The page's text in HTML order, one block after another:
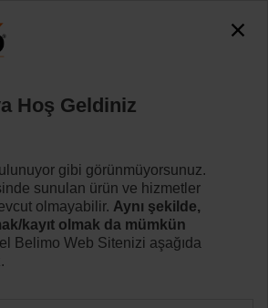
SR-TPC
Daha fazla bilgi
Hoş Geldiniz
gibi görünmüyorsunuz.
sunulan ürün ve hizmetler
olmayabilir. Aynı şekilde,
kayıt olmak da mümkün
Belimo Web Sitenizi aşağıda